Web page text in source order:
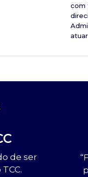
com
de ser